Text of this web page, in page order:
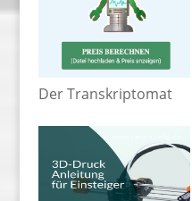
Der Transkriptomat